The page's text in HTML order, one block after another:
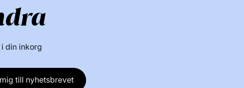
din inkorg
till nyhetsbrevet